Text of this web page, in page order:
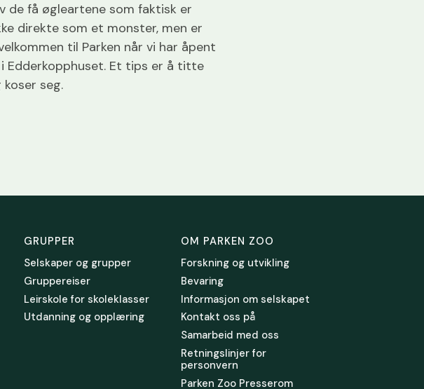
de få øgleartene som faktisk er
direkte som et monster, men er
til Parken når vi har åpent
i Edderkopphuset. Et tips er å titte
seg.
GRUPPER
Selskaper og grupper
Gruppereiser
Leirskole for skoleklasser
Utdanning og opplæring
OM PARKEN ZOO
Forskning og utvikling
Bevaring
Informasjon om selskapet
Kontakt oss på
Samarbeid med oss
Retningslinjer for
personvern
Parken Zoo Presserom